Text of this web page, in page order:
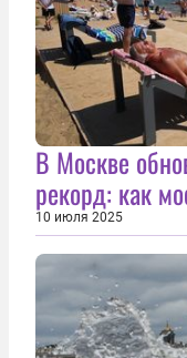
В Москве
рекорд: как
10 июля 2025